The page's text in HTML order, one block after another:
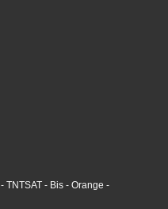
- TNTSAT - Bis - Orange -